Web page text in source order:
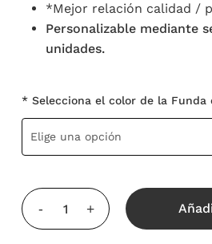
*Mejor relación calidad /
Personalizable mediante
unidades.
* Selecciona el color de la Funda